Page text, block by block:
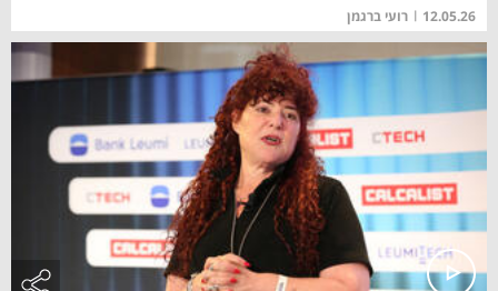
12.05.26
| רועי ברגמן